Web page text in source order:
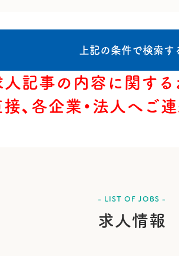
記事の内容に関する
接、各企業・法人へご
- LIST OF JOBS -
求人情報